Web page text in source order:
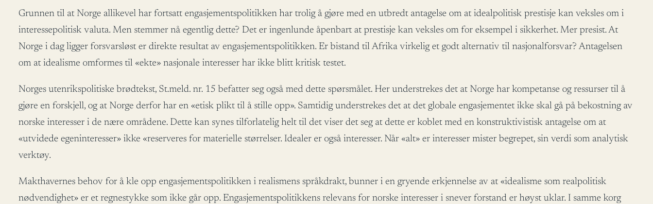
Grunnen til at Norge allikevel har fortsatt engasjementspolitikken har trolig å gjøre med en utbredt antagelse om at idealpolitisk prestisje kan veksles om i
interessepolitisk valuta. Men stemmer nå egentlig dette? Det er ingenlunde åpenbart at prestisje kan veksles om for eksempel i sikkerhet. Mer presist. At
Norge i dag ligger forsvarsløst er direkte resultat av engasjementspolitikken. Er bistand til Afrika virkelig et godt alternativ til nasjonalforsvar? Antagelsen
om at idealisme omformes til «ekte» nasjonale interesser har ikke blitt kritisk testet.
Norges utenrikspolitiske brødtekst, St.meld. nr. 15 befatter seg også med dette spørsmålet. Her understrekes det at Norge har kompetanse og ressurser til å
gjøre en forskjell, og at Norge derfor har en «etisk plikt til å stille opp». Samtidig understrekes det at det globale engasjementet ikke skal gå på bekostning av
norske interesser i de nære områdene. Dette kan synes tilforlatelig helt til det viser det seg at dette er koblet med en konstruktivistisk antagelse om at
«utvidede egeninteresser» ikke «reserveres for materielle størrelser. Idealer er også interesser. Når «alt» er interesser mister begrepet, sin verdi som analytisk
verktøy.
Makthavernes behov for å kle opp engasjementspolitikken i realismens språkdrakt, bunner i en gryende erkjennelse av at «idealisme som realpolitisk
nødvendighet» er et regnestykke som ikke går opp. Engasjementspolitikkens relevans for norske interesser i snever forstand er høyst uklar. I samme korg